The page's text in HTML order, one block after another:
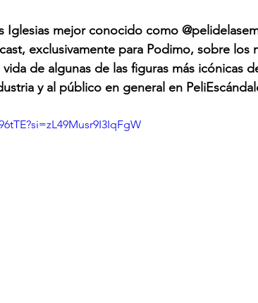
Iglesias mejor conocido como
exclusivamente para Podimo, sobre los
de algunas de las figuras más icónicas
y al público en general en